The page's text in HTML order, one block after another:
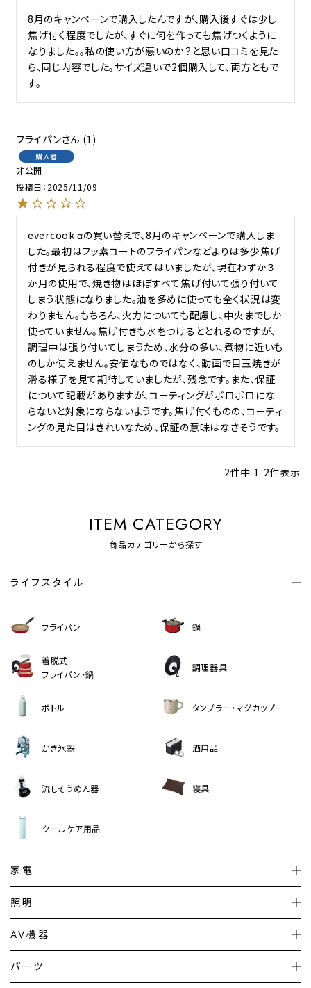
8月のキャンペーンで購入したんですが、購入後すぐは少し
焦げ付く程度でしたが、すぐに何を作っても焦げつくように
なりました。。私の使い方が悪いのか？と思い口コミを見た
ら、同じ内容でした。サイズ違いで2個購入して、両方ともで
す。
フライパン 1
購入者
非公開
投稿日 2025/11/09
evercook αの買い替えで、8月のキャンペーンで購入しま
した。最初はフッ素コートのフライパンなどよりは多少焦げ
付きが見られる程度で使えてはいましたが、現在わずか３
か月の使用で、焼き物はほぼすべて焦げ付いて張り付いて
しまう状態になりました。油を多めに使っても全く状況は変
わりません。もちろん、火力についても配慮し、中火までしか
使っていません。焦げ付きも水をつけるととれるのですが、
調理中は張り付いてしまうため、水分の多い、煮物に近いも
のしか使えません。安価なものではなく、動画で目玉焼きが
滑る様子を見て期待していましたが、残念です。また、保証
について記載がありますが、コーティングがボロボロにな
らないと対象にならないようです。焦げ付くものの、コーティ
ングの見た目はきれいなため、保証の意味はなさそうです。
2件中 1-2件表示
ITEM CATEGORY
商品カテゴリーから探す
ライフスタイル
フライパン 鍋
着脱式
フライパン・鍋
調理器具
ボトル タンブラー・マグカップ
かき氷器 酒用品
流しそうめん器 寝具
クールケア用品
家電
加湿器・空気清浄機
暖房機 掃除機
照明
シーリングライト
デスクライト
AV機器
テレビ
パーツ